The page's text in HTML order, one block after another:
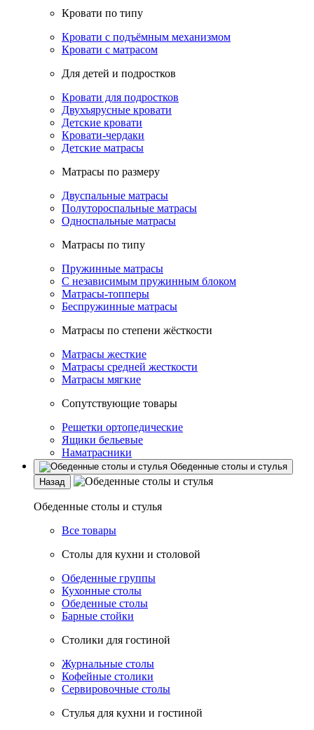
Кровати по типу
Кровати с подъёмным механизмом
Кровати с матрасом
Для детей и подростков
Кровати для подростков
Двухъярусные кровати
Детские кровати
Кровати-чердаки
Детские матрасы
Матрасы по размеру
Двуспальные матрасы
Полутороспальные матрасы
Односпальные матрасы
Матрасы по типу
Пружинные матрасы
С независимым пружинным блоком
Матрасы-топперы
Беспружинные матрасы
Матрасы по степени жёсткости
Матрасы жесткие
Матрасы средней жесткости
Матрасы мягкие
Сопутствующие товары
Решетки ортопедические
Ящики бельевые
Наматрасники
Обеденные столы и стулья
Назад
Обеденные столы и стулья
Все товары
Столы для кухни и столовой
Обеденные группы
Кухонные столы
Обеденные столы
Барные стойки
Столики для гостиной
Журнальные столы
Кофейные столики
Сервировочные столы
Стулья для кухни и гостиной